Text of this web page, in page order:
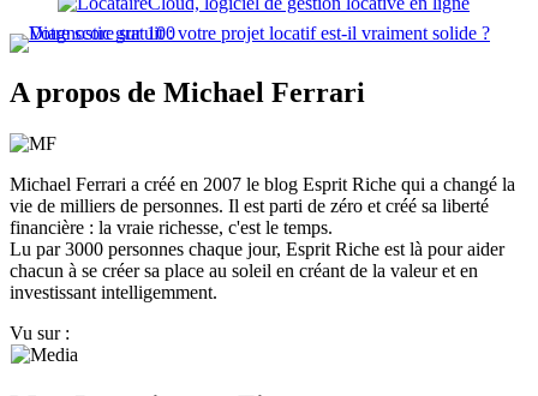
A propos de Michael Ferrari
Michael Ferrari a créé en 2007 le blog Esprit Riche qui a changé la
vie de milliers de personnes. Il est parti de zéro et créé sa liberté
financière : la vraie richesse, c'est le temps.
Lu par 3000 personnes chaque jour, Esprit Riche est là pour aider
chacun à se créer sa place au soleil en créant de la valeur et en
investissant intelligemment.
Vu sur :